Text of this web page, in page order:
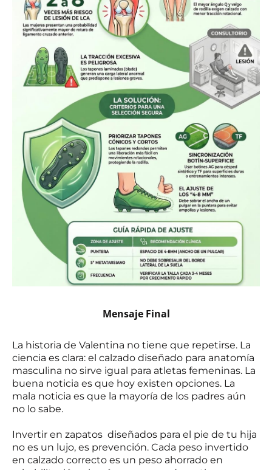
Mensaje Final
La historia de Valentina no tiene que repetirse. La
ciencia es clara: el calzado diseñado para anatomía
masculina no sirve igual para atletas femeninas. La
buena noticia es que hoy existen opciones. La
mala noticia es que la mayoría de los padres aún
no lo sabe.
Invertir en zapatos diseñados para el pie de tu hija
no es un lujo, es prevención. Cada peso invertido
en calzado correcto es un peso ahorrado en